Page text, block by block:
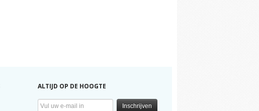
ALTIJD OP DE HOOGTE
Inschrijven